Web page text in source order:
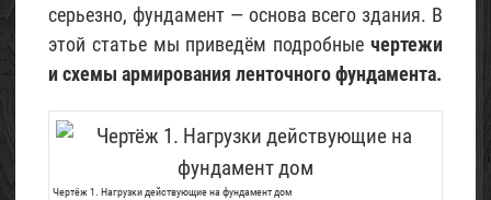
серьезно, фундамент — основа всего здания. В
этой статье мы приведём подробные чертежи
и схемы армирования ленточного фундамента.
Чертёж 1. Нагрузки действующие на фундамент дом
2015